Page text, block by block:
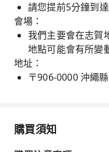
請您提前5分鐘到
會場：
我們主要會在志賀
地點可能會有所變
地址：
〒906-0000 沖繩
購買須知